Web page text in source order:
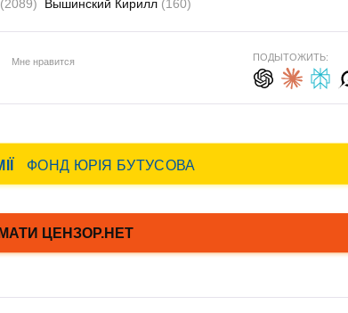
(2089) Вышинский Кирилл (160)
Мне нравится ПОДЫТОЖИТЬ: